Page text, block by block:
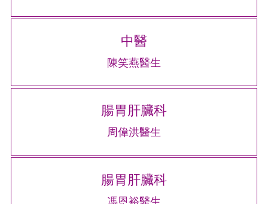
中醫
陳笑燕醫生
腸胃肝臟科
周偉洪醫生
腸胃肝臟科
馮恩裕醫生